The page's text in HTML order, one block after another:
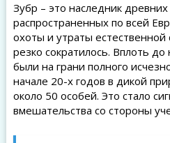
Зубр – это наследник
распространенных по всей
охоты и утраты
резко сократилось. Вплоть до
были на грани полного
начале 20-х годов в дикой
около 50 особей. Это стало
вмешательства со стороны